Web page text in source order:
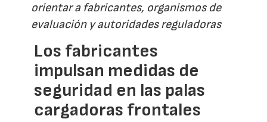
orientar a fabricantes, organismos de
evaluación y autoridades reguladoras
Los fabricantes
impulsan medidas de
seguridad en las palas
cargadoras frontales